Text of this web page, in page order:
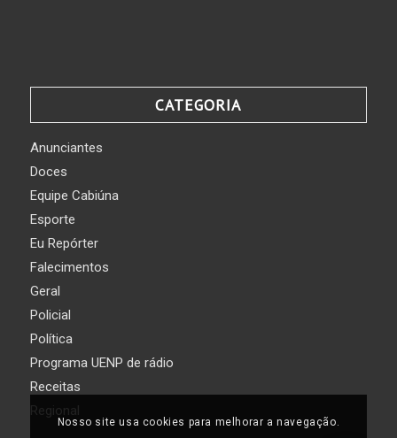
CATEGORIA
Anunciantes
Doces
Equipe Cabiúna
Esporte
Eu Repórter
Falecimentos
Geral
Policial
Política
Programa UENP de rádio
Receitas
Regional
Nosso site usa cookies para melhorar a navegação.